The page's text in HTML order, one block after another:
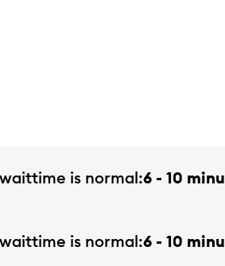
is normal 6 - 10
is normal 6 - 10